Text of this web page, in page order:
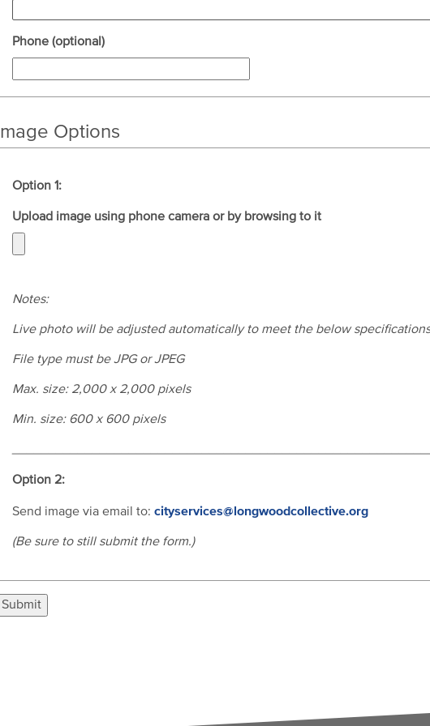
Phone (optional)
Image Options
Option 1:
Upload image using phone camera or by browsing to it
Notes:
Live photo will be adjusted automatically to meet the below
File type must be JPG or JPEG
Max. size: 2,000 x 2,000 pixels
Min. size: 600 x 600 pixels
Option 2:
Send image via email to: cityservices@longwoodcollective.org
(Be sure to still submit the form.)